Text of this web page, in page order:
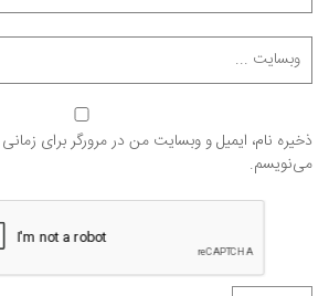
ذخیره نام، ایمیل و وبسایت من در مرورگر برای
می‌نویسم.